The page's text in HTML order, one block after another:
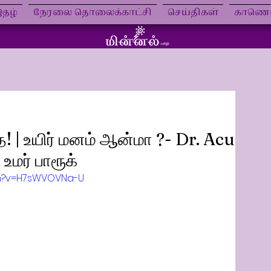
நேரலை தொலைக்காட்சி செய்திகள்
| உயிர் மனம் ஆன்மா ?- Dr. Acu
பாரூக்
U